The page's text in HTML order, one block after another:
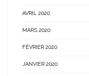
AVRIL 2020
MARS 2020
FÉVRIER 2020
JANVIER 2020